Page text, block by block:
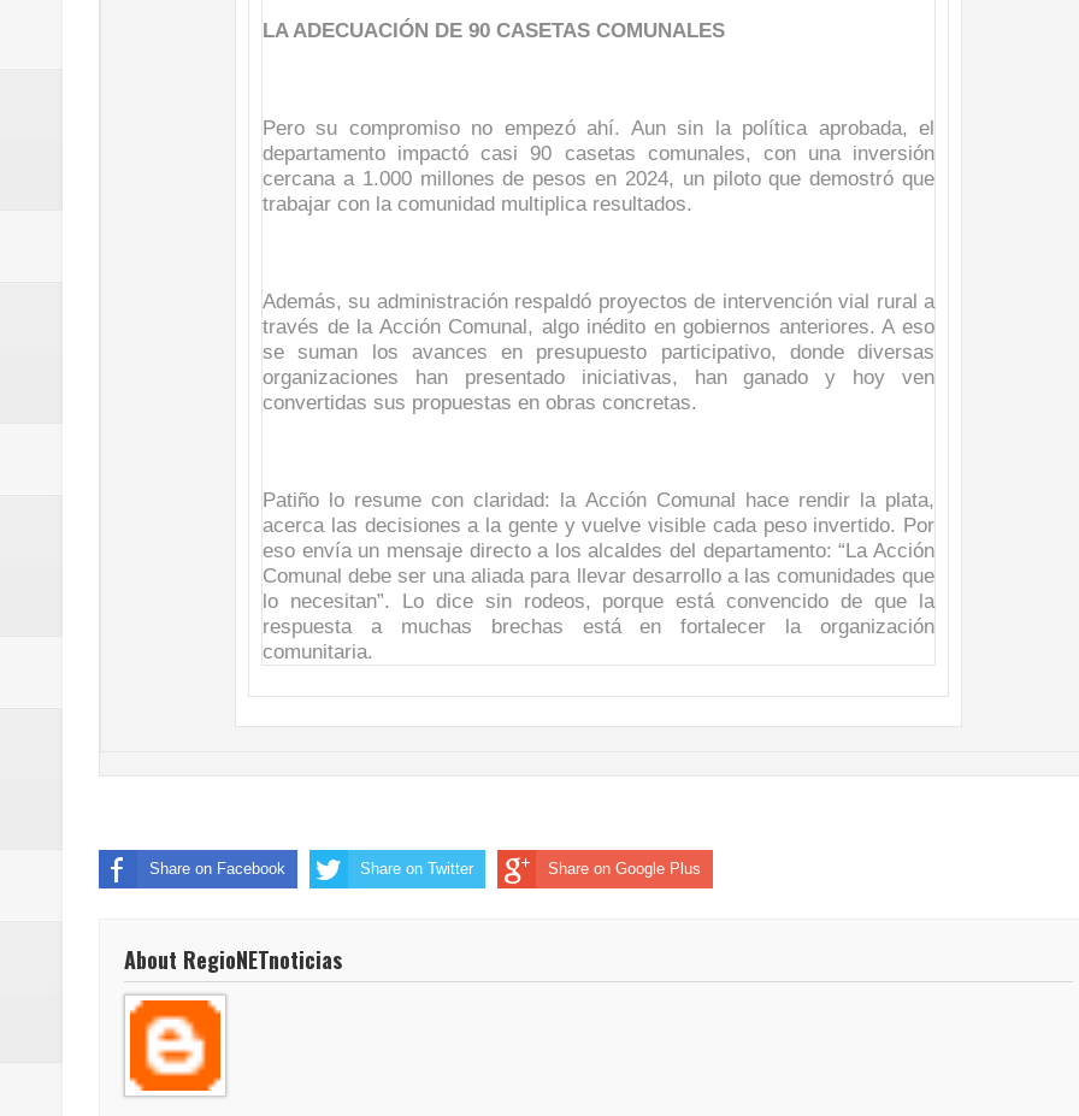
LA ADECUACIÓN DE 90 CASETAS COMUNALES
Pero su compromiso no empezó ahí. Aun sin la política aprobada, el
departamento impactó casi 90 casetas comunales, con una inversión
cercana a 1.000 millones de pesos en 2024, un piloto que demostró que
trabajar con la comunidad multiplica resultados.
Además, su administración respaldó proyectos de intervención vial rural a
través de la Acción Comunal, algo inédito en gobiernos anteriores. A eso
se suman los avances en presupuesto participativo, donde diversas
organizaciones han presentado iniciativas, han ganado y hoy ven
convertidas sus propuestas en obras concretas.
Patiño lo resume con claridad: la Acción Comunal hace rendir la plata,
acerca las decisiones a la gente y vuelve visible cada peso invertido. Por
eso envía un mensaje directo a los alcaldes del departamento: “La Acción
Comunal debe ser una aliada para llevar desarrollo a las comunidades que
lo necesitan”. Lo dice sin rodeos, porque está convencido de que la
respuesta a muchas brechas está en fortalecer la organización
comunitaria.
Share on Facebook Share on Twitter Share on Google Plus
About RegioNETnoticias